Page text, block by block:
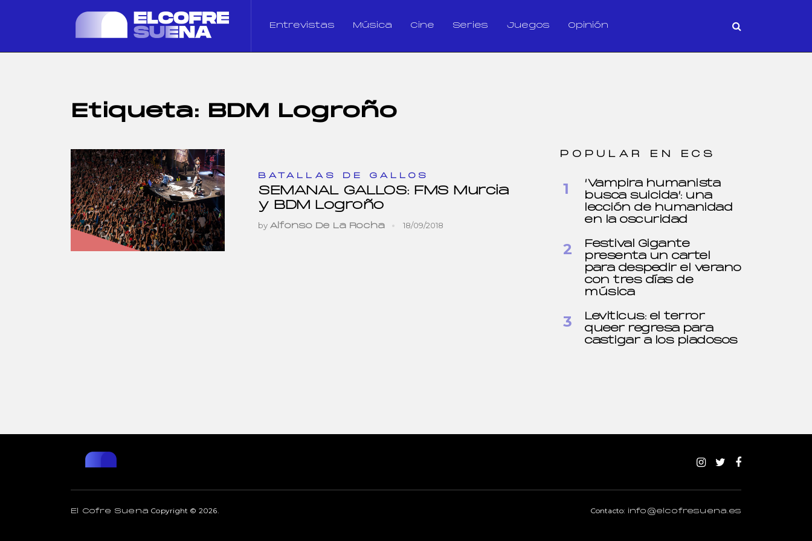
Entrevistas Música Cine Series Juegos Opinión
Etiqueta: BDM Logroño
BATALLAS DE GALLOS
SEMANAL GALLOS: FMS Murcia
y BDM Logroño
by Alfonso De La Rocha 18/09/2018
POPULAR EN ECS
‘Vampira humanista
busca suicida’: una
lección de humanidad
en la oscuridad
Festival Gigante
presenta un cartel
para despedir el verano
con tres días de
música
Leviticus: el terror
queer regresa para
castigar a los piadosos
El Cofre Suena Copyright © 2026. Contacto: info@elcofresuena.es